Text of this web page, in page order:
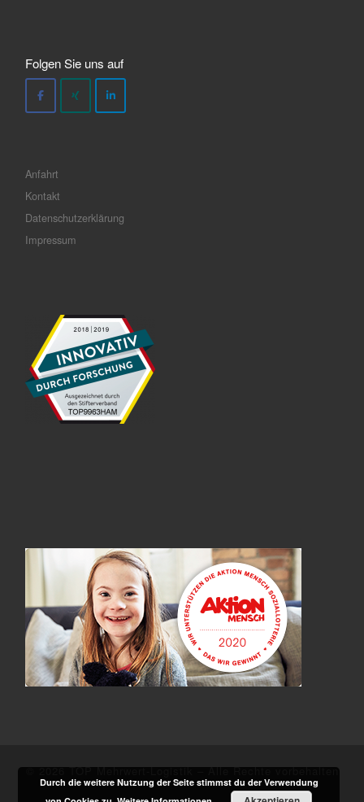
Folgen Sie uns auf
Anfahrt
Kontakt
Datenschutzerklärung
Impressum
© 2026 TOP Mehrwert-Logistik – Alle Rechte vorbehalten
Durch die weitere Nutzung der Seite stimmst du der Verwendung